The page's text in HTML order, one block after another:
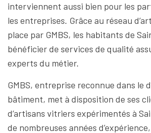
interviennent aussi bien pour les
les entreprises. Grâce au réseau
place par GMBS, les habitants de
bénéficier de services de qualité
experts du métier.
GMBS, entreprise reconnue dans le
bâtiment, met à disposition de ses
d’artisans vitriers expérimentés à
de nombreuses années